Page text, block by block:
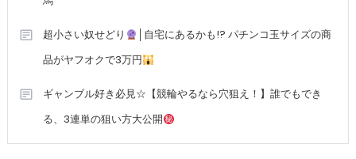
超小さい奴せどり
│自宅にあるかも!? パチンコ玉サイズの商
品がヤフオクで3万円
ギャンブル好き必見☆【競輪やるなら穴狙え！】誰でもでき
る、3連単の狙い方大公開